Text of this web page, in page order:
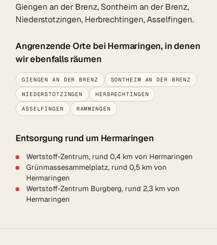
Giengen an der Brenz, Sontheim an der Brenz,
Niederstotzingen, Herbrechtingen, Asselfingen.
Angrenzende Orte bei Hermaringen, in denen
wir ebenfalls räumen
GIENGEN AN DER BRENZ SONTHEIM AN DER BRENZ
NIEDERSTOTZINGEN HERBRECHTINGEN
ASSELFINGEN RAMMINGEN
Entsorgung rund um Hermaringen
Wertstoff-Zentrum, rund 0,4 km von Hermaringen
Grünmassesammelplatz, rund 0,5 km von
Hermaringen
Wertstoff-Zentrum Burgberg, rund 2,3 km von
Hermaringen